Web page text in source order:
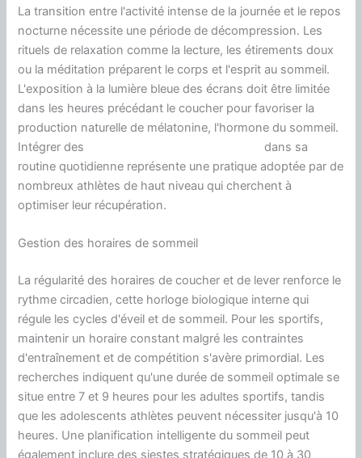
La transition entre l'activité intense de la journée et le repos
nocturne nécessite une période de décompression. Les
rituels de relaxation comme la lecture, les étirements doux
ou la méditation préparent le corps et l'esprit au sommeil.
L'exposition à la lumière bleue des écrans doit être limitée
dans les heures précédant le coucher pour favoriser la
production naturelle de mélatonine, l'hormone du sommeil.
Intégrer des
dans sa
routine quotidienne représente une pratique adoptée par de
nombreux athlètes de haut niveau qui cherchent à
optimiser leur récupération.
Gestion des horaires de sommeil
La régularité des horaires de coucher et de lever renforce le
rythme circadien, cette horloge biologique interne qui
régule les cycles d'éveil et de sommeil. Pour les sportifs,
maintenir un horaire constant malgré les contraintes
d'entraînement et de compétition s'avère primordial. Les
recherches indiquent qu'une durée de sommeil optimale se
situe entre 7 et 9 heures pour les adultes sportifs, tandis
que les adolescents athlètes peuvent nécessiter jusqu'à 10
heures. Une planification intelligente du sommeil peut
également inclure des siestes stratégiques de 10 à 30